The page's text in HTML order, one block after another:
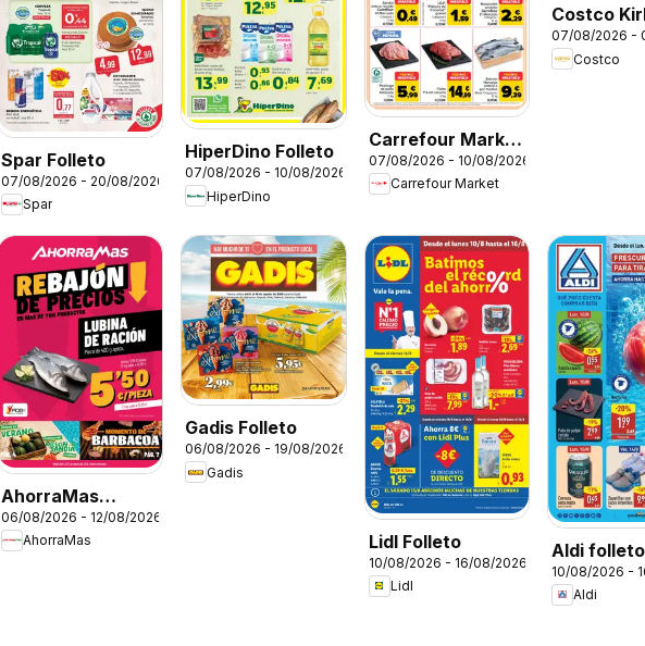
Spar Folleto
07/08/2026 - 20/08/2026
Spar
HiperDino Folleto
07/08/2026 - 10/08/2026
HiperDino
Carrefour Market
Precio Imbatible
07/08/2026 - 10/08/2026
Carrefour Market
Costco
07/08/2026 -
Costco
AhorraMas
Folleto
06/08/2026 - 12/08/2026
AhorraMas
Gadis Folleto
06/08/2026 - 19/08/2026
Gadis
Lidl Folleto
10/08/2026 - 16/08/2026
Lidl
Aldi folleto
Península
10/08/2026 -
Aldi